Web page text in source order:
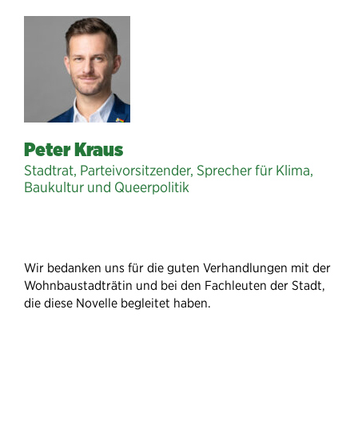
Peter Kraus
Stadtrat, Parteivorsitzender, Sprecher für Klima,
Baukultur und Queerpolitik
Wir bedanken uns für die guten Verhandlungen mit der
Wohnbaustadträtin und bei den Fachleuten der Stadt,
die diese Novelle begleitet haben.